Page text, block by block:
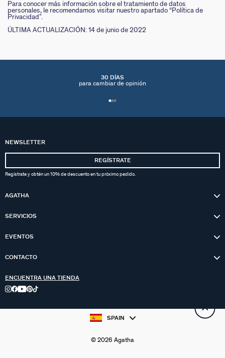
NUESTROS LOOKS
NUESTROS LOOKS
1974
Para conocer más información sobre el tratamiento de datos
personales, le recomendamos visitar nuestro apartado “Política de
Privacidad”.
ÚLTIMA ACTUALIZACIÓN: 14 de junio de 2022
30 DÍAS
para cambiar de opinión
NEWSLETTER
REGÍSTRATE
Regístrate y obtén un 10% de descuento en tu próximo pedido.
AGATHA
SERVICIOS
EVENTOS
CONTACTO
ENCUENTRA UNA TIENDA
SPAIN
© 2026 Agatha